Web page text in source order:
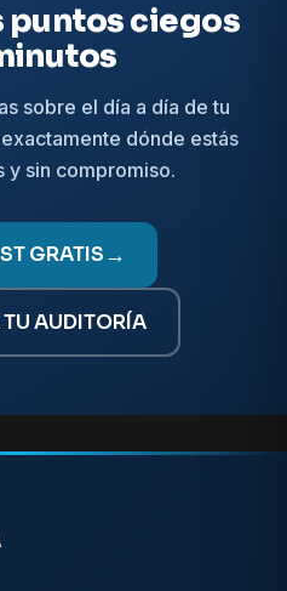
puntos ciegos
sobre el día a día de tu
dónde estás
y sin compromiso.
GRATIS→
AUDITORÍA